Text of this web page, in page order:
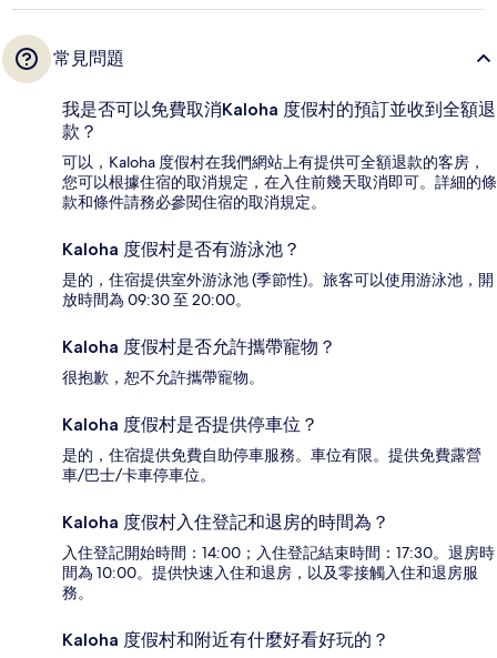
常見問題
我是否可以免費取消Kaloha 度假村的預訂並收到全額退
款？
可以，Kaloha 度假村在我們網站上有提供可全額退款的客房，
您可以根據住宿的取消規定，在入住前幾天取消即可。詳細的條
款和條件請務必參閱住宿的取消規定。
Kaloha 度假村是否有游泳池？
是的，住宿提供室外游泳池 (季節性)。旅客可以使用游泳池，開
放時間為 09:30 至 20:00。
Kaloha 度假村是否允許攜帶寵物？
很抱歉，恕不允許攜帶寵物。
Kaloha 度假村是否提供停車位？
是的，住宿提供免費自助停車服務。車位有限。提供免費露營
車/巴士/卡車停車位。
Kaloha 度假村入住登記和退房的時間為？
入住登記開始時間：14:00；入住登記結束時間：17:30。退房時
間為 10:00。提供快速入住和退房，以及零接觸入住和退房服
務。
Kaloha 度假村和附近有什麼好看好玩的？